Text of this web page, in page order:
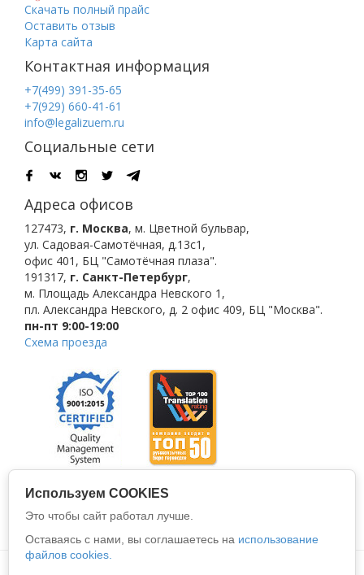
Скачать полный прайс
Оставить отзыв
Карта сайта
Контактная информация
+7(499) 391-35-65
+7(929) 660-41-61
info@legalizuem.ru
Социальные сети
Адреса офисов
127473, г. Москва, м. Цветной бульвар,
ул. Садовая-Самотёчная, д.13с1,
офис 401, БЦ "Самотёчная плаза".
191317, г. Санкт-Петербург,
м. Площадь Александра Невского 1 ,
пл. Александра Невского, д. 2 офис 409, БЦ "Москва".
пн-пт 9:00-19:00
Схема проезда
Используем COOKIES
Это чтобы сайт работал лучше.
Оставаясь с нами, вы соглашаетесь на использование
файлов cookies.